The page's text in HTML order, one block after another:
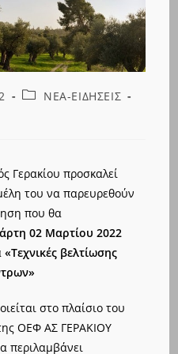
ΝΕΑ-ΕΙΔΗΣΕΙΣ
Γερακίου προσκαλεί
του να παρευρεθούν
που θα
02 Μαρτίου 2022
«Τεχνικές βελτίωσης
στο πλαίσιο του
ΟΕΦ ΑΣ ΓΕΡΑΚΙΟΥ
περιλαμβάνει